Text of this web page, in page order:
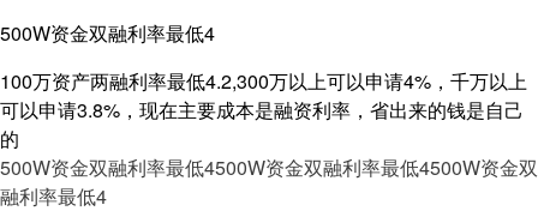
500W资金双融利率最低4
100万资产两融利率最低4.2,300万以上可以申请4%，千万以上
可以申请3.8%，现在主要成本是融资利率，省出来的钱是自己
的
500W资金双融利率最低4500W资金双融利率最低4500W资金双
融利率最低4